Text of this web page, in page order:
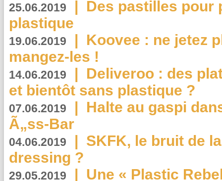
25.06.2019 | Des pastilles pour
plastique
19.06.2019 | Koovee : ne jetez
mangez-les !
14.06.2019 | Deliveroo : des
et bientôt sans plastique ?
07.06.2019 | Halte au gaspi
Ã„ss-Bar
04.06.2019 | SKFK, le bruit de
dressing ?
29.05.2019 | Une « Plastic